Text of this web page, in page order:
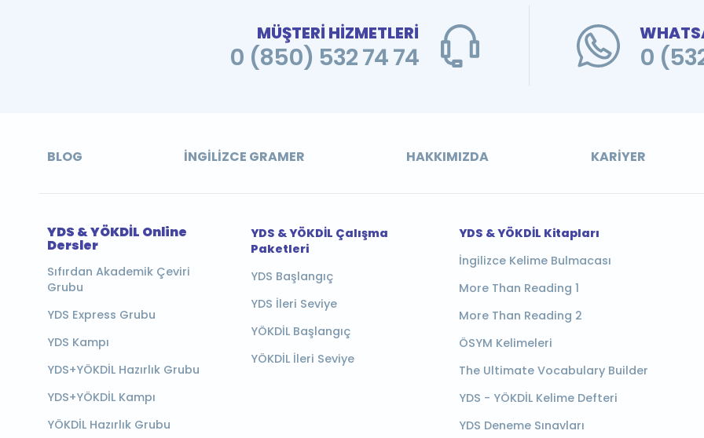
MÜŞTERİ HİZMETLERİ
0 (850) 532 74 74 0
BLOG İNGILIZCE GRAMER HAKKIMIZDA KARIYER
YDS & YÖKDİL Online
Dersler
Sıfırdan Akademik Çeviri
Grubu
YDS Express Grubu
YDS Kampı
YDS+YÖKDİL Hazırlık Grubu
YDS+YÖKDİL Kampı
YÖKDİL Hazırlık Grubu
YDS & YÖKDİL Çalışma
Paketleri
YDS Başlangıç
YDS İleri Seviye
YÖKDİL Başlangıç
YÖKDİL İleri Seviye
YDS & YÖKDİL Kitapları
İngilizce Kelime Bulmacası
More Than Reading 1
More Than Reading 2
ÖSYM Kelimeleri
The Ultimate Vocabulary Builder
YDS - YÖKDİL Kelime Defteri
YDS Deneme Sınavları